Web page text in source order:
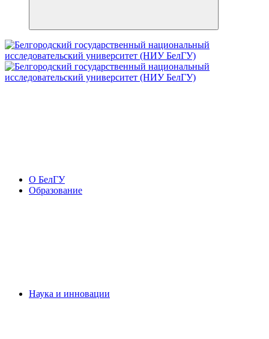
О БелГУ
Образование
Наука и инновации